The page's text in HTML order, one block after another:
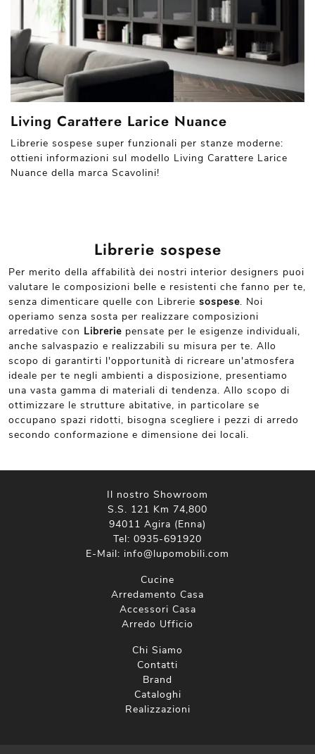
Living Carattere Larice Nuance
Librerie sospese super funzionali per stanze moderne:
ottieni informazioni sul modello Living Carattere Larice
Nuance della marca Scavolini!
Librerie sospese
Per merito della affabilità dei nostri interior designers puoi
valutare le composizioni belle e resistenti che fanno per te,
senza dimenticare quelle con Librerie sospese. Noi
operiamo senza sosta per realizzare composizioni
arredative con Librerie pensate per le esigenze individuali,
anche salvaspazio e realizzabili su misura per te. Allo
scopo di garantirti l'opportunità di ricreare un'atmosfera
ideale per te negli ambienti a disposizione, presentiamo
una vasta gamma di materiali di tendenza. Allo scopo di
ottimizzare le strutture abitative, in particolare se
occupano spazi ridotti, bisogna scegliere i pezzi di arredo
secondo conformazione e dimensione dei locali.
Il nostro Showroom
S.S. 121 Km 74,800
94011 Agira (Enna)
Tel: 0935-691920
E-Mail: info@lupomobili.com
Cucine
Arredamento Casa
Accessori Casa
Arredo Ufficio
Chi Siamo
Contatti
Brand
Cataloghi
Realizzazioni